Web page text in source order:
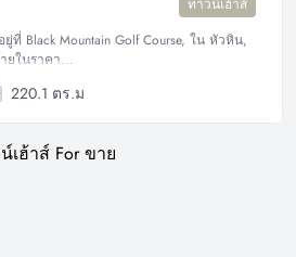
ทาวน์เฮ้าส์
ที่ Black Mountain Golf Course, ใน หัวหิน,
ยในราคา...
220.1 ตร.ม